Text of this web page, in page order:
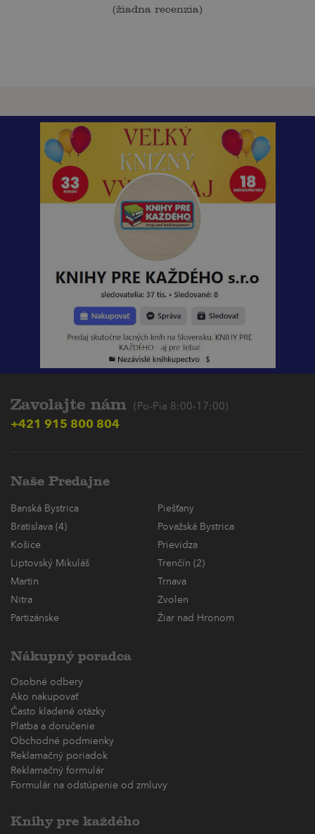
(žiadna recenzia)
Zavolajte nám (Po-Pia 8:00-17:00)
+421 915 800 804
Naše Predajne
Banská Bystrica
Piešťany
Bratislava (4)
Považská Bystrica
Košice
Prievidza
Liptovský Mikuláš
Trenčín (2)
Martin
Trnava
Nitra
Zvolen
Partizánske
Žiar nad Hronom
Nákupný poradca
Osobné odbery
Ako nakupovať
Často kladené otázky
Platba a doručenie
Obchodné podmienky
Reklamačný poriadok
Reklamačný formulár
Formulár na odstúpenie od zmluvy
Knihy pre každého